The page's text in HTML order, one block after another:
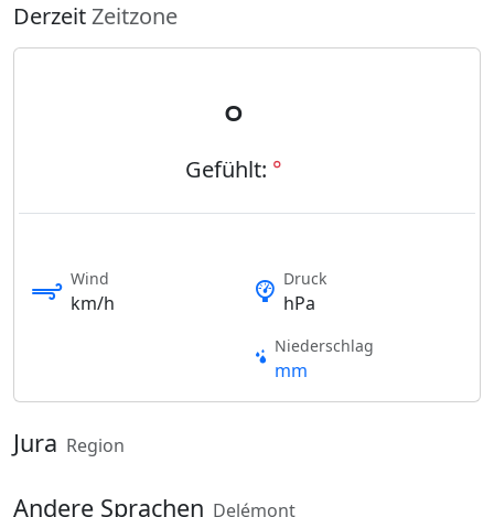
DerzeitZeitzone
°
Gefühlt: °
Wind
km/h
Druck
hPa
Niederschlag
mm
Jura Region
Andere Sprachen Delémont